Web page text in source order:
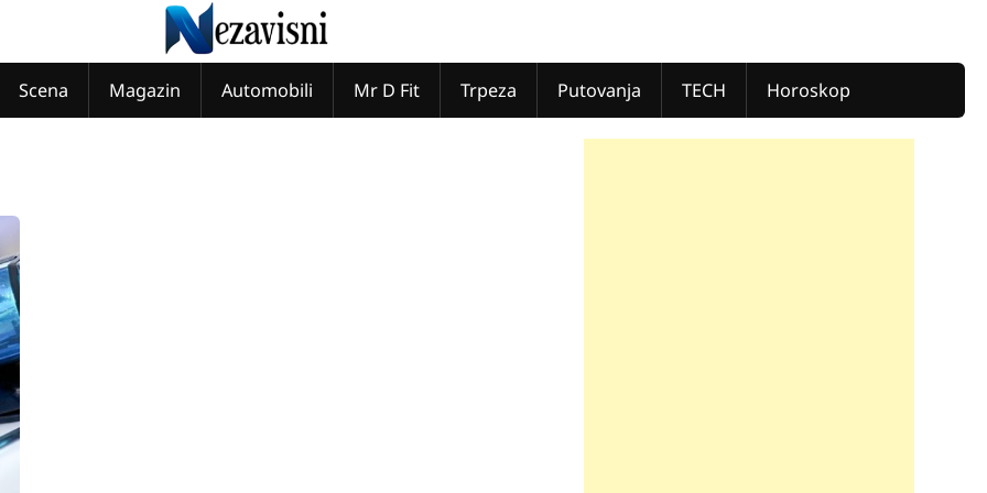
Scena Magazin Automobili Mr D Fit Trpeza Putovanja TECH Horoskop